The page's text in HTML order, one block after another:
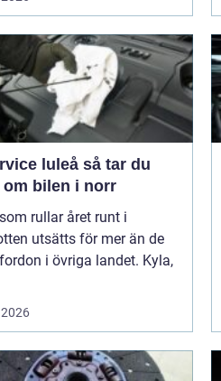
luleå så tar du
om bilen i norr
rullar året runt i
utsätts för mer än de
i övriga landet. Kyla,